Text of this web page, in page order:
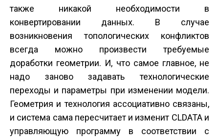
также никакой необходимости в
конвертировании данных. В случае
возникновения топологических конфликтов
всегда можно произвести требуемые
доработки геометрии. И, что самое главное, не
надо заново задавать технологические
переходы и параметры при изменении модели.
Геометрия и технология ассоциативно связаны,
и система сама пересчитает и изменит CLDATA и
управляющую программу в соответствии с